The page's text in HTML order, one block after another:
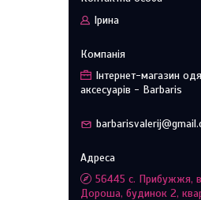
Ірина
Інтернет-магазин
аксесуарів - Barbaris
56445 с. Прибужжя,
Дороша, будинок 2,